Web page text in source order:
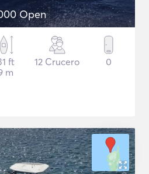
Open
ft
m
12 Crucero 0